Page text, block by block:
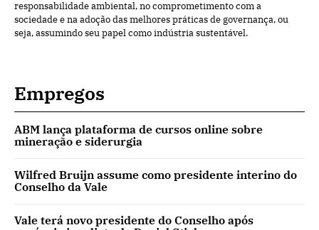
responsabilidade ambiental, no comprometimento com a
sociedade e na adoção das melhores práticas de governança, ou
seja, assumindo seu papel como indústria sustentável.
Empregos
ABM lança plataforma de cursos online sobre
mineração e siderurgia
Wilfred Bruijn assume como presidente interino do
Conselho da Vale
Vale terá novo presidente do Conselho após